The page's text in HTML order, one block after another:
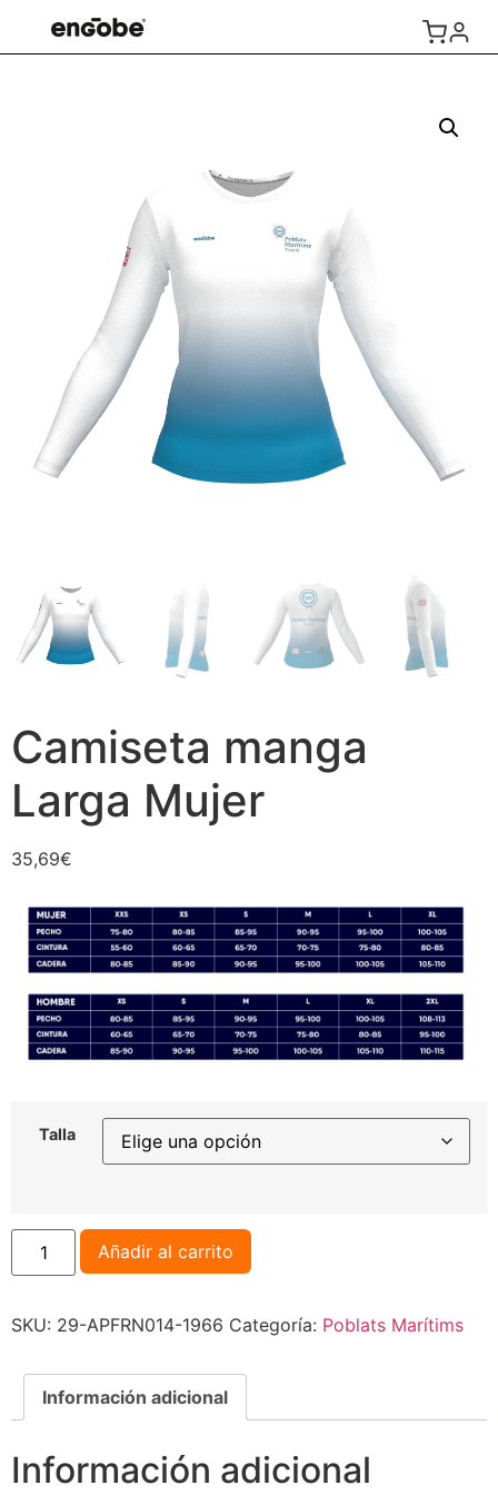
Camiseta manga
Larga Mujer
35,69€
Talla
Añadir al carrito
SKU: 29-APFRN014-1966 Categoría: Poblats Marítims
Información adicional
Información adicional